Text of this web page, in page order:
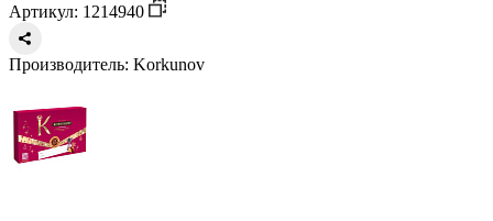
Артикул: 1214940
Производитель: Korkunov